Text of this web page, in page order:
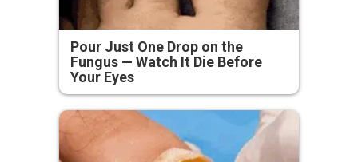
Pour Just One Drop on the
Fungus — Watch It Die Before
Your Eyes